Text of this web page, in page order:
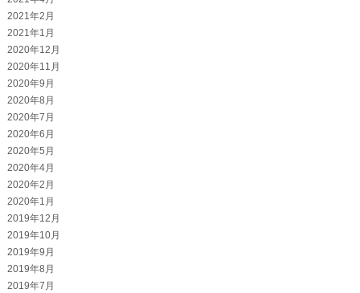
2021年2月
2021年1月
2020年12月
2020年11月
2020年9月
2020年8月
2020年7月
2020年6月
2020年5月
2020年4月
2020年2月
2020年1月
2019年12月
2019年10月
2019年9月
2019年8月
2019年7月